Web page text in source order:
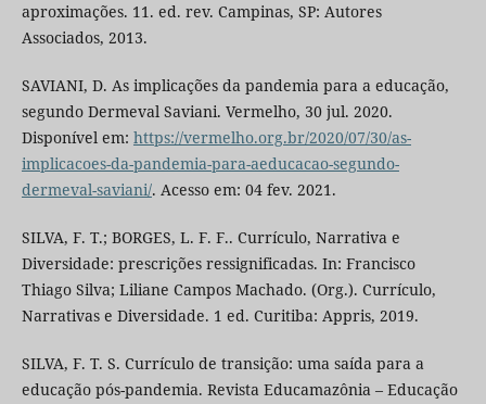
aproximações. 11. ed. rev. Campinas, SP: Autores
Associados, 2013.
SAVIANI, D. As implicações da pandemia para a educação,
segundo Dermeval Saviani. Vermelho, 30 jul. 2020.
Disponível em: https://vermelho.org.br/2020/07/30/as-
implicacoes-da-pandemia-para-aeducacao-segundo-
dermeval-saviani/. Acesso em: 04 fev. 2021.
SILVA, F. T.; BORGES, L. F. F.. Currículo, Narrativa e
Diversidade: prescrições ressignificadas. In: Francisco
Thiago Silva; Liliane Campos Machado. (Org.). Currículo,
Narrativas e Diversidade. 1 ed. Curitiba: Appris, 2019.
SILVA, F. T. S. Currículo de transição: uma saída para a
educação pós-pandemia. Revista Educamazônia – Educação